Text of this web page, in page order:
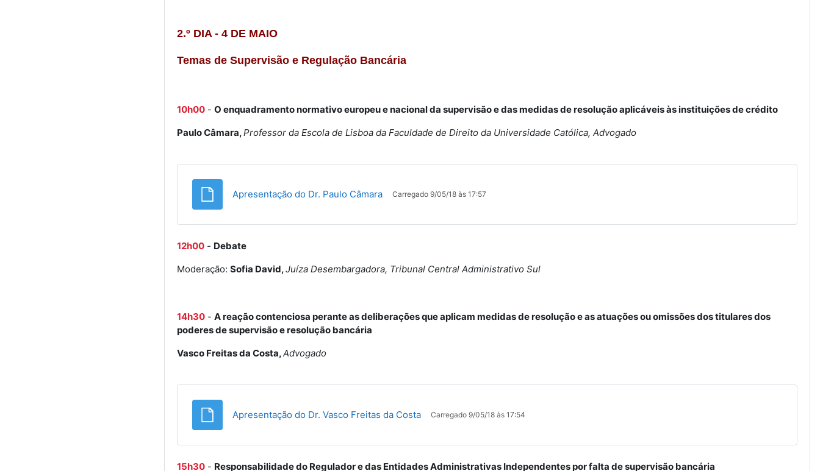
2.º DIA - 4 DE MAIO
Temas de Supervisão e Regulação Bancária
10h00- O enquadramento normativo europeu e nacional da supervisão e das medidas de resolução aplicáveis às instituições de crédito
Paulo Câmara,Professor da Escola de Lisboa da Faculdade de Direito da Universidade Católica, Advogado
Apresentação do Dr. Paulo CâmaraFicheiro
Carregado 9/05/18 às 17:57
12h00- Debate
Moderação: Sofia David,Juíza Desembargadora, Tribunal Central Administrativo Sul
14h30- A reação contenciosa perante as deliberações que aplicam medidas de resolução e as atuações ou omissões dos titulares dos
poderes de supervisão e resolução bancária
Vasco Freitas da Costa,Advogado
Apresentação do Dr. Vasco Freitas da CostaFicheiro
Carregado 9/05/18 às 17:54
15h30- Responsabilidade do Regulador e das Entidades Administrativas Independentes por falta de supervisão bancária